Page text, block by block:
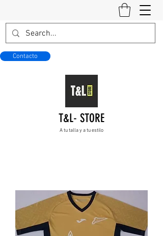
Contacto
T&L- STORE
A tu talla y a tu estilo